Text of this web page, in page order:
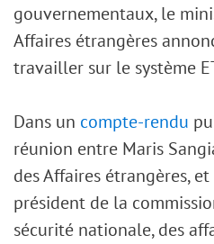
gouvernementaux, le
Affaires étrangères
travailler sur le système
Dans un compte-rendu
réunion entre Maris
des Affaires étrangères,
président de la
sécurité nationale, des